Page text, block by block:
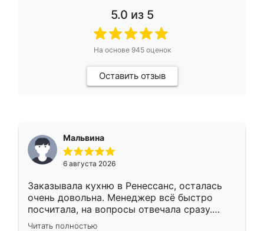
5.0 из 5
На основе 945оценок
Оставить отзыв
Мальвина
6 августа 2026
Заказывала кухню в Ренессанс, осталась
очень довольна. Менеджер всё быстро
посчитала, на вопросы отвечала сразу.
Замерщик приехал в субботу, подошёл к
Читать полностью